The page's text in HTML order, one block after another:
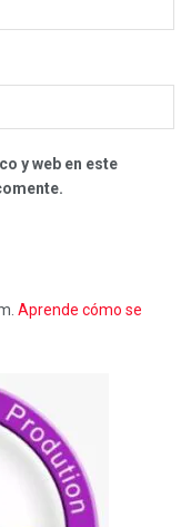
y web en este
Aprende cómo se